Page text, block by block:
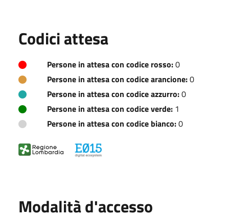
Codici attesa
Persone in attesa con codice rosso:0
Persone in attesa con codice arancione:0
Persone in attesa con codice azzurro:0
Persone in attesa con codice verde: 1
Persone in attesa con codice bianco:0
Modalità d'accesso